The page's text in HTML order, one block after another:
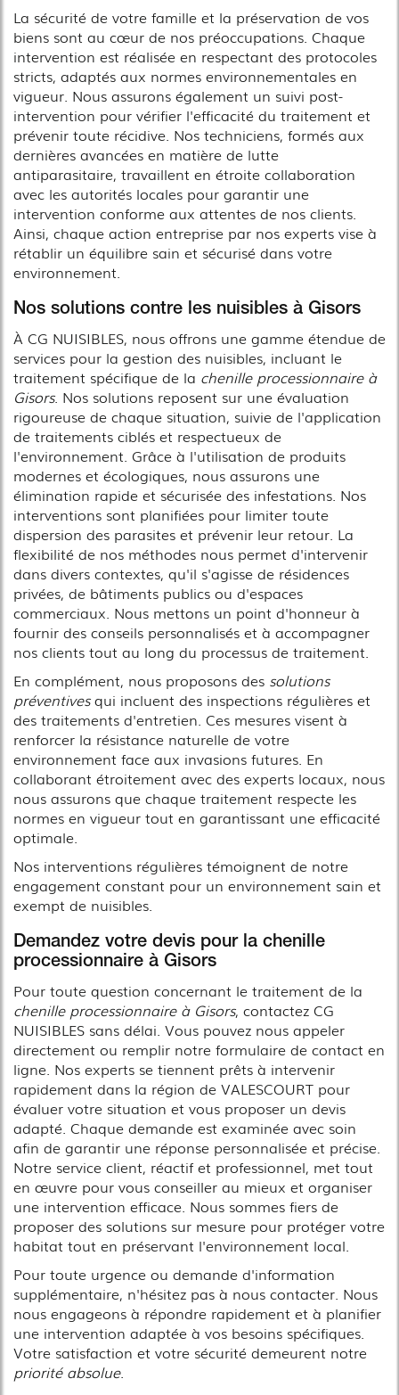
La sécurité de votre famille et la préservation de vos
biens sont au cœur de nos préoccupations. Chaque
intervention est réalisée en respectant des protocoles
stricts, adaptés aux normes environnementales en
vigueur. Nous assurons également un suivi post-
intervention pour vérifier l'efficacité du traitement et
prévenir toute récidive. Nos techniciens, formés aux
dernières avancées en matière de lutte
antiparasitaire, travaillent en étroite collaboration
avec les autorités locales pour garantir une
intervention conforme aux attentes de nos clients.
Ainsi, chaque action entreprise par nos experts vise à
rétablir un équilibre sain et sécurisé dans votre
environnement.
Nos solutions contre les nuisibles à Gisors
À CG NUISIBLES, nous offrons une gamme étendue de
services pour la gestion des nuisibles, incluant le
traitement spécifique de la chenille processionnaire à
Gisors. Nos solutions reposent sur une évaluation
rigoureuse de chaque situation, suivie de l'application
de traitements ciblés et respectueux de
l'environnement. Grâce à l'utilisation de produits
modernes et écologiques, nous assurons une
élimination rapide et sécurisée des infestations. Nos
interventions sont planifiées pour limiter toute
dispersion des parasites et prévenir leur retour. La
flexibilité de nos méthodes nous permet d'intervenir
dans divers contextes, qu'il s'agisse de résidences
privées, de bâtiments publics ou d'espaces
commerciaux. Nous mettons un point d'honneur à
fournir des conseils personnalisés et à accompagner
nos clients tout au long du processus de traitement.
En complément, nous proposons des solutions
préventivesqui incluent des inspections régulières et
des traitements d'entretien. Ces mesures visent à
renforcer la résistance naturelle de votre
environnement face aux invasions futures. En
collaborant étroitement avec des experts locaux, nous
nous assurons que chaque traitement respecte les
normes en vigueur tout en garantissant une efficacité
optimale.
Nos interventions régulières témoignent de notre
engagement constant pour un environnement sain et
exempt de nuisibles.
Demandez votre devis pour la chenille
processionnaire à Gisors
Pour toute question concernant le traitement de la
chenille processionnaire à Gisors, contactez CG
NUISIBLES sans délai. Vous pouvez nous appeler
directement ou remplir notre formulaire de contact en
ligne. Nos experts se tiennent prêts à intervenir
rapidement dans la région de VALESCOURT pour
évaluer votre situation et vous proposer un devis
adapté. Chaque demande est examinée avec soin
afin de garantir une réponse personnalisée et précise.
Notre service client, réactif et professionnel, met tout
en œuvre pour vous conseiller au mieux et organiser
une intervention efficace. Nous sommes fiers de
proposer des solutions sur mesure pour protéger votre
habitat tout en préservant l'environnement local.
Pour toute urgence ou demande d'information
supplémentaire, n'hésitez pas à nous contacter. Nous
nous engageons à répondre rapidement et à planifier
une intervention adaptée à vos besoins spécifiques.
Votre satisfaction et votre sécurité demeurent notre
priorité absolue.